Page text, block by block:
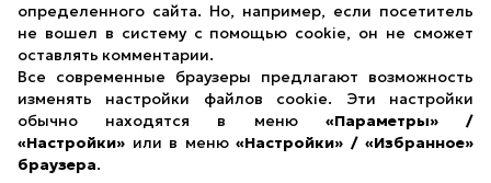
определенного сайта. Но, например, если посетитель
не вошел в систему с помощью cookie, он не сможет
оставлять комментарии.
Все современные браузеры предлагают возможность
изменять настройки файлов cookie. Эти настройки
обычно находятся в меню«Параметры» /
«Настройки» или в меню «Настройки» / «Избранное»
браузера.